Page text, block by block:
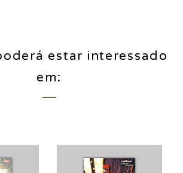
estar interessado
em: